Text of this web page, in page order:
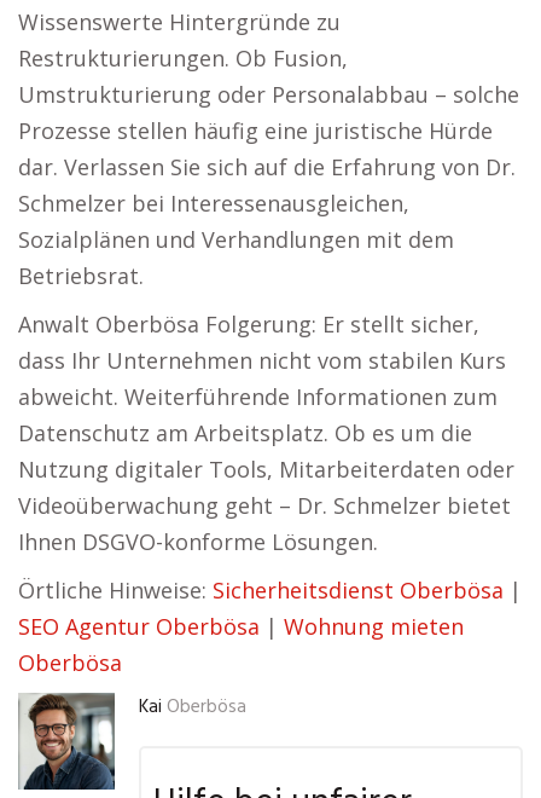
Wissenswerte Hintergründe zu
Restrukturierungen. Ob Fusion,
Umstrukturierung oder Personalabbau – solche
Prozesse stellen häufig eine juristische Hürde
dar. Verlassen Sie sich auf die Erfahrung von Dr.
Schmelzer bei Interessenausgleichen,
Sozialplänen und Verhandlungen mit dem
Betriebsrat.
Anwalt Oberbösa Folgerung: Er stellt sicher,
dass Ihr Unternehmen nicht vom stabilen Kurs
abweicht. Weiterführende Informationen zum
Datenschutz am Arbeitsplatz. Ob es um die
Nutzung digitaler Tools, Mitarbeiterdaten oder
Videoüberwachung geht – Dr. Schmelzer bietet
Ihnen DSGVO-konforme Lösungen.
Örtliche Hinweise: Sicherheitsdienst Oberbösa |
SEO Agentur Oberbösa | Wohnung mieten
Oberbösa
Kai Oberbösa